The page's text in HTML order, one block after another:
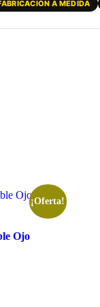
A MEDIDA
¡Oferta!
Ojo